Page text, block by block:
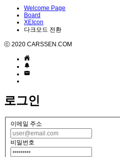
Welcome Page
Board
XEIcon
다크모드 전환
ⓒ 2020 CARSSEN.COM
로그인
이메일 주소
비밀번호